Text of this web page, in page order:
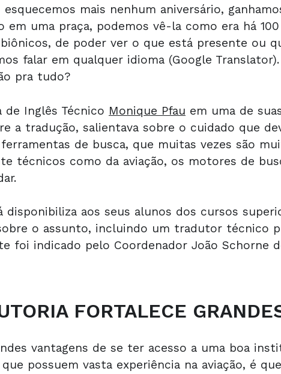
esquecemos mais nenhum aniversário,
em uma praça, podemos vê-la como era há
de poder ver o que está presente ou
falar em qualquer idioma (Google
pra tudo?
de Inglês Técnico Monique Pfau em uma de
a tradução, salientava sobre o cuidado que
de busca, que muitas vezes são
técnicos como da aviação, os motores de
disponibiliza aos seus alunos dos cursos
o assunto, incluindo um tradutor técnico
foi indicado pelo Coordenador João Schorne
FORTALECE
vantagens de se ter acesso a uma boa
possuem vasta experiência na aviação, é